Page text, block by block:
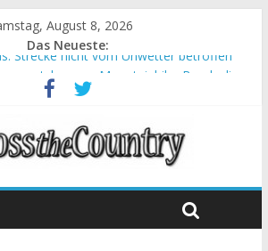
August 8, 2026
Das Neueste:
Strecke nicht vom Unwetter betroffen
Mountainbike-Bundesliga
Siege für Carod und Richards
Bike Race: Weltmeister Seewald führt
beim ersten XCO-Rennen der